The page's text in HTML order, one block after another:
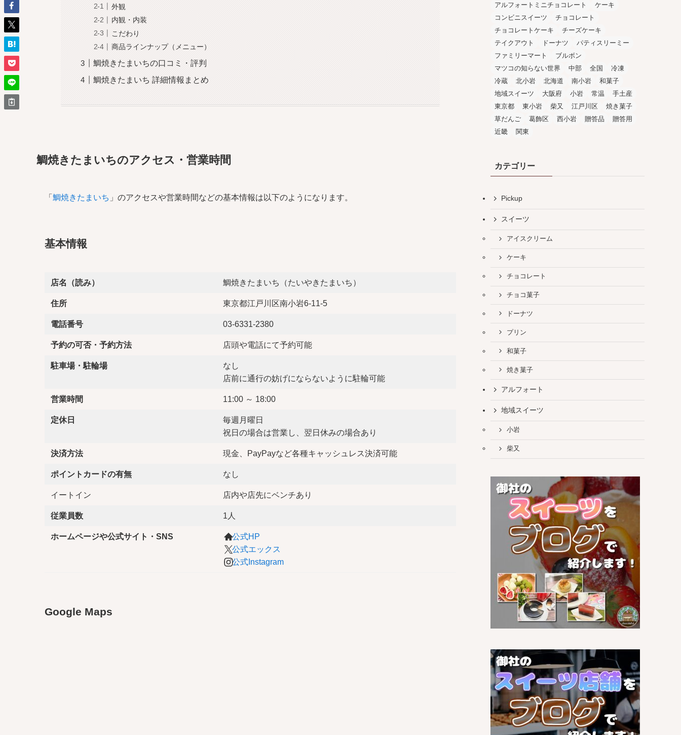
外観
内観・内装
こだわり
商品ラインナップ（メニュー）
鯛焼きたまいちの口コミ・評判
鯛焼きたまいち 詳細情報まとめ
鯛焼きたまいちのアクセス・営業時間
「 鯛焼きたまいち 」のアクセスや営業時間などの基本情報は以下のようになります。
基本情報
店名（読み） 鯛焼きたまいち（たいやきたまいち）
住所 東京都江戸川区南小岩6-11-5
電話番号 03-6331-2380
予約の可否・予約方法 店頭や電話にて予約可能
駐車場・駐輪場
なし
店前に通行の妨げにならないように駐輪可能
営業時間 11:00 ～ 18:00
定休日
毎週月曜日
祝日の場合は営業し、翌日休みの場合あり
決済方法 現金、PayPayなど各種キャッシュレス決済可能
ポイントカードの有無 なし
イートイン 店内や店先にベンチあり
従業員数 1人
ホームページや公式サイト・SNS
公式HP
公式エックス
公式Instagram
Google Maps
アルフォートミニチョコレート
ケーキ
コンビニスイーツ
チョコレート
チョコレートケーキ
チーズケーキ
テイクアウト
ドーナツ
パティスリーミー
ファミリーマート
ブルボン
マツコの知らない世界
中部 全国
冷凍
冷蔵
北小岩 北海道 南小岩
和菓子
地域スイーツ
大阪府 小岩 常温
手土産
東京都
東小岩 柴又 江戸川区
焼き菓子
草だんご
葛飾区 西小岩 贈答品
贈答用
近畿
関東
カテゴリー
Pickup
スイーツ
アイスクリーム
ケーキ
チョコレート
チョコ菓子
ドーナツ
プリン
和菓子
焼き菓子
アルフォート
地域スイーツ
小岩
柴又